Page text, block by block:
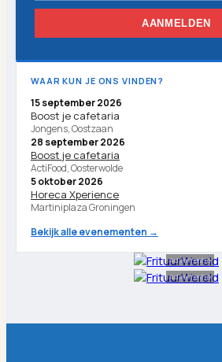
AANMELDEN
WAAR KUN JE ONS VINDEN?
15 september 2026
Boost je cafetaria
Jongens, Oostzaan
28 september 2026
Boost je cafetaria
ActiFood, Oosterwolde
5 oktober 2026
Horeca Xperience
Martiniplaza Groningen
Bekijk alle evenementen →
Advertentie
Advertentie